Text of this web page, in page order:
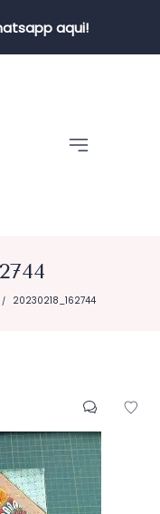
aqui!
/ 20230218_162744